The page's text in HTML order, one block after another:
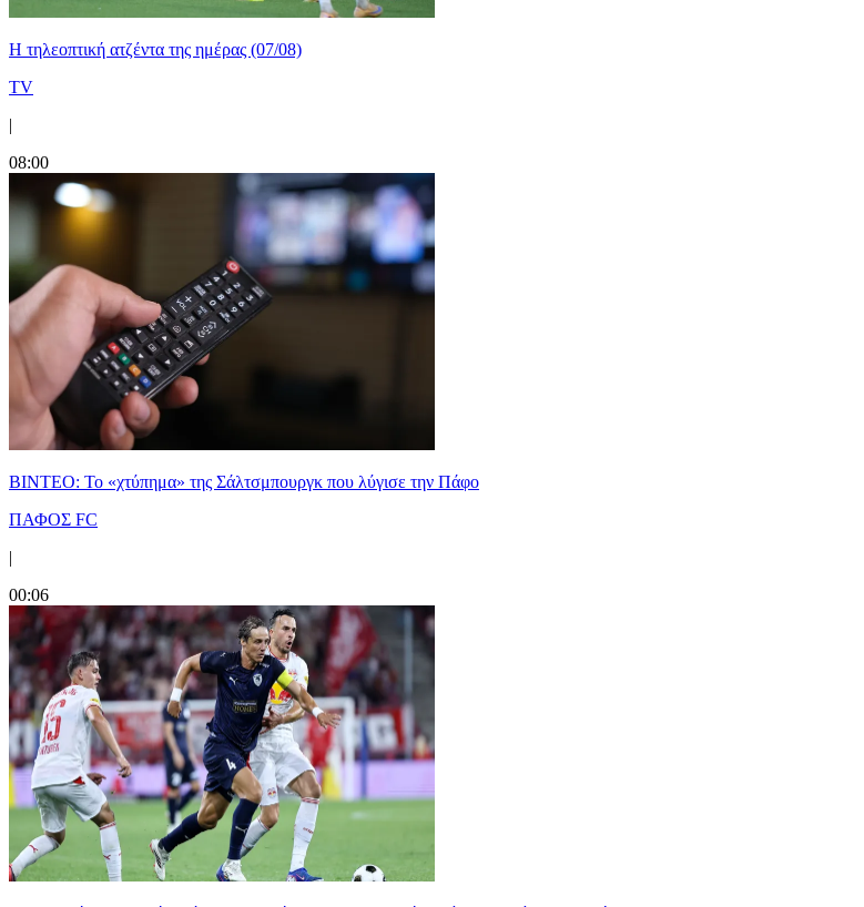
Η τηλεοπτική ατζέντα της ημέρας (07/08)
TV
|
08:00
ΒΙΝΤΕΟ: Το «χτύπημα» της Σάλτσμπουργκ που λύγισε την Πάφο
ΠΑΦΟΣ FC
|
00:06